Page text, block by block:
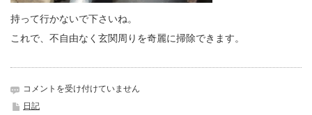
持って行かないで下さいね。
これで、不自由なく玄関周りを奇麗に掃除できます。
水
栓
コメントを受け付けていません
日記